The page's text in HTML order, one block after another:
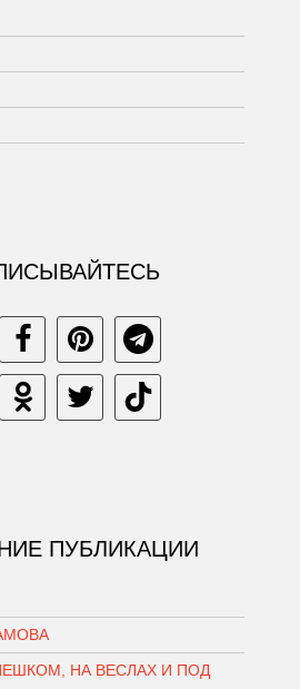
ПУБЛИКАЦИИ
НА ВЕСЛАХ И ПОД